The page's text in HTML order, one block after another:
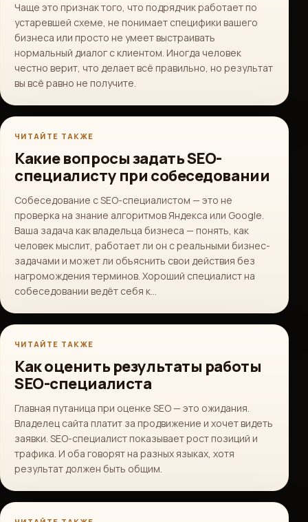
Чаще это признак того, что подрядчик работает по
устаревшей схеме, не понимает специфики вашего
бизнеса или просто не умеет выстраивать
нормальный диалог с клиентом. Иногда человек
честно верит, что делает всё правильно, но результат
вы всё равно не получите.
ЧИТАЙТЕ ТАКЖЕ
Какие вопросы задать SEO-
специалисту при собеседовании
Собеседование с SEO-специалистом — это не
проверка на знание алгоритмов Яндекса или Google.
Ваша задача как владельца бизнеса — понять, как
человек мыслит, работает ли он с реальными бизнес-
задачами и может ли объяснить свои действия без
нагромождения терминов. Хороший специалист на
собеседовании ведёт себя к…
ЧИТАЙТЕ ТАКЖЕ
Как оценить результаты работы
SEO-специалиста
Главная путаница при оценке SEO — это ожидания.
Владелец сайта платит за продвижение и хочет видеть
заявки. SEO-специалист показывает рост позиций и
трафика. И оба говорят на разных языках, хотя
результат должен быть общим.